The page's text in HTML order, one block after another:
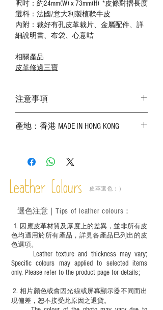
呎吋：約24mm(W) x 73mm(H) *皮條對摺長度
選料：法國/意大利製植鞣牛皮
內附：裁好有孔皮革裁片、金屬配件、詳
細說明書、布袋、心意咭
相關產品
皮革修邊三寶
注意事項
實物為準；
－ 植鞣皮革容易受環境、使用程度等產生
成後定期在皮面塗上皮革專用清潔劑及貂
鼠油等；
適合六歲以下兒童使用；六至十二歲兒童
必須由成年人陪同下使用並應小心處理。
產地：香港 MADE IN HONG KONG
Leather Colours 皮革選色：）
1. ​ 因應皮革材質及厚度上的差異，並非所有皮
色均適用於所有產品，詳見各產品巳列出的皮
色選項。
Leather texture and thickness may vary;
Specific colours may applied to selected items
only. Please refer to the product page for details;
​2.相片顏色或會因光線或屏幕顯示器不同而出
現偏差，恕不接受此原因之退貨。
選色注意｜ Tips of leather colours ：